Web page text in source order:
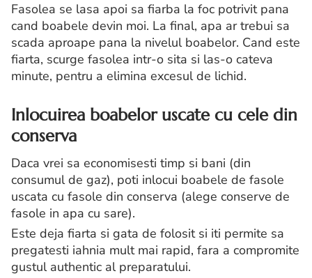
Fasolea se lasa apoi sa fiarba la foc potrivit pana
cand boabele devin moi. La final, apa ar trebui sa
scada aproape pana la nivelul boabelor. Cand este
fiarta, scurge fasolea intr-o sita si las-o cateva
minute, pentru a elimina excesul de lichid.
Inlocuirea boabelor uscate cu cele din
conserva
Daca vrei sa economisesti timp si bani (din
consumul de gaz), poti inlocui boabele de fasole
uscata cu fasole din conserva (alege conserve de
fasole in apa cu sare).
Este deja fiarta si gata de folosit si iti permite sa
pregatesti iahnia mult mai rapid, fara a compromite
gustul authentic al preparatului.